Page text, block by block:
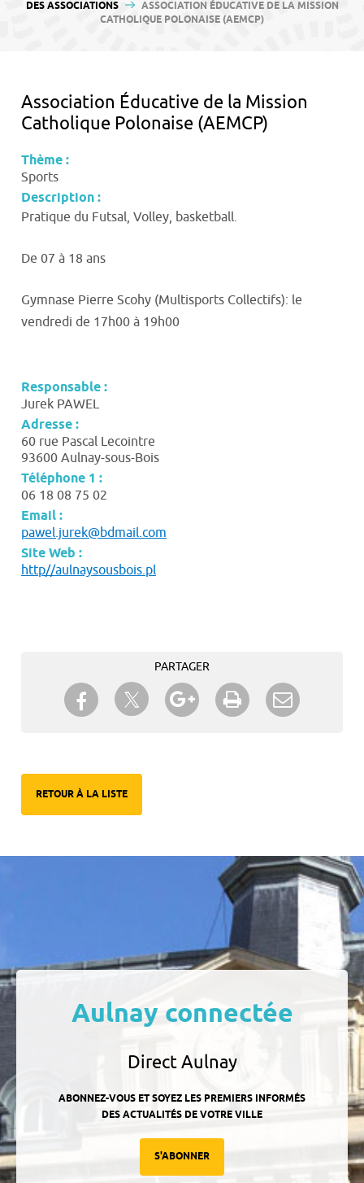
DES ASSOCIATIONS
ASSOCIATION ÉDUCATIVE DE LA MISSION
CATHOLIQUE POLONAISE (AEMCP)
Association Éducative de la Mission
Catholique Polonaise (AEMCP)
Thème :
Sports
Description :
Pratique du Futsal, Volley, basketball.
De 07 à 18 ans
Gymnase Pierre Scohy (Multisports Collectifs): le
vendredi de 17h00 à 19h00
Responsable :
Jurek PAWEL
Adresse :
60 rue Pascal Lecointre
93600 Aulnay-sous-Bois
Téléphone 1 :
06 18 08 75 02
Email :
pawel.jurek@bdmail.com
Site Web :
http//aulnaysousbois.pl
PARTAGER
Partager sur Facebook
Partager sur TwitterPartager sur Google+
Imprimer
RETOUR À LA LISTE
Aulnay connectée
Direct Aulnay
ABONNEZ-VOUS ET SOYEZ LES PREMIERS INFORMÉS
DES ACTUALITÉS DE VOTRE VILLE
S'ABONNER